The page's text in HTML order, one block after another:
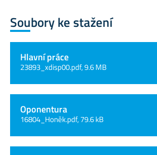
Soubory ke stažení
Hlavní práce
23893_xdisp00.pdf, 9.6 MB
Oponentura
16804_Honěk.pdf, 79.6 kB